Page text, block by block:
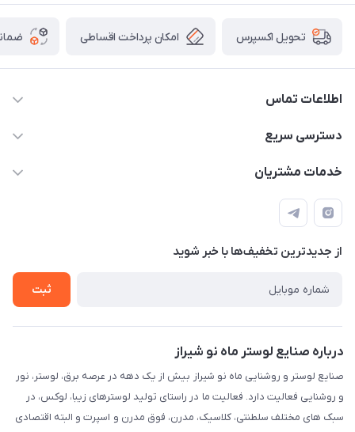
تحویل اکسپرس امکان پرداخت اقساطی
اطلاعات تماس
09171115348
طبقه همکف واحد 131
دسترسی سریع
مجله فروشگاه
درباره ما
تماس با ما
خدمات مشتریان
قوانین و مقررات
حریم خصوصی
راهنما
از جدید‌ترین تخفیف‌ها با‌ خبر شوید
ثبت
درباره صنایع لوستر ماه نو شیراز
صنایع لوستر و روشنایی ماه نو شیراز بیش از یک دهه در عرصه برق، لوستر، نور
و روشنایی فعالیت دارد. فعالیت ما در راستای تولید لوسترهای زیبا، لوکس، در
سبک های مختلف سلطنتی، کلاسیک، مدرن، فوق مدرن و اسپرت و البته اقتصادی